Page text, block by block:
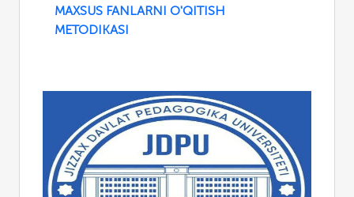
MAXSUS FANLARNI O'QITISH
METODIKASI